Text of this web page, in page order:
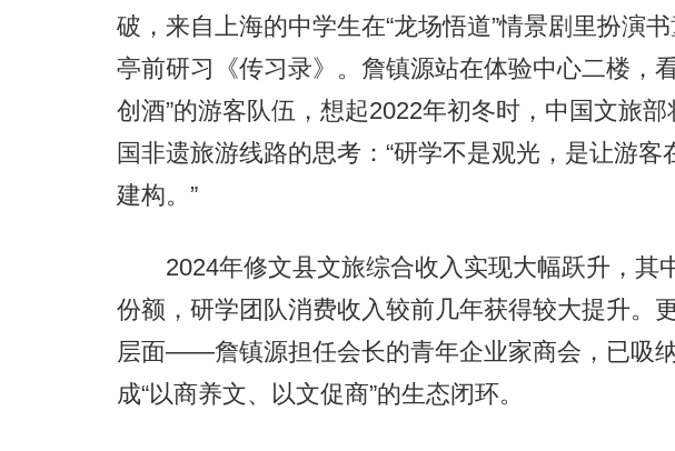
破，来自上海的中学生在“龙场悟道”情景剧里扮演
亭前研习《传习录》。詹镇源站在体验中心二楼，
创酒”的游客队伍，想起2022年初冬时，中国文旅部
国非遗旅游线路的思考：“研学不是观光，是让游
建构。”
2024年修文县文旅综合收入实现大幅跃升，其
份额，研学团队消费收入较前几年获得较大提升。
层面——詹镇源担任会长的青年企业家商会，已吸
成“以商养文、以文促商”的生态闭环。